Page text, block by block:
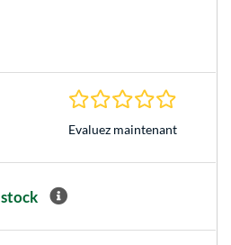
Evaluez maintenant